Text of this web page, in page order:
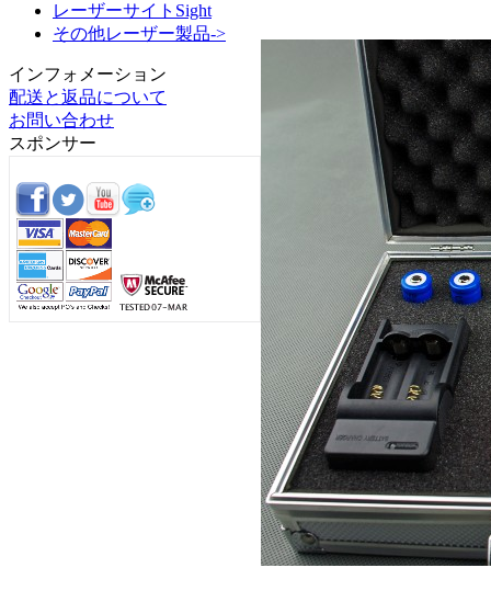
レーザーサイトSight
その他レーザー製品->
インフォメーション
配送と返品について
お問い合わせ
スポンサー